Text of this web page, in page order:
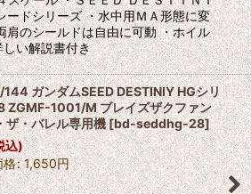
ードシリーズ ・水中用ＭＡ形態に変
肩のシールドは自由に可動 ・ホイル
い解説書付き
144 ガンダムSEED DESTINIY HGシリ
ZGMF-1001/M ブレイズザクファン
ザ・バレル専用機[bd-seddhg-28]
込)
格: 1,650円